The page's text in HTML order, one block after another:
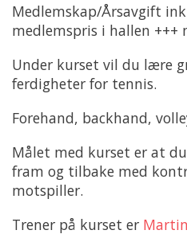
Medlemskap/Årsavgift
medlemspris i hallen +++
Under kurset vil du lære
ferdigheter for tennis.
Forehand, backhand,
Målet med kurset er at
fram og tilbake med
motspiller.
Trener på kurset er